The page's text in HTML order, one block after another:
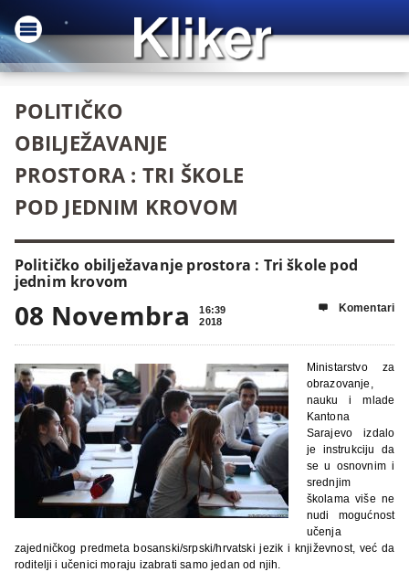
POLITIČKO
OBILJEŽAVANJE
PROSTORA : TRI ŠKOLE
POD JEDNIM KROVOM
Političko obilježavanje prostora : Tri škole pod
jednim krovom
08 Novembra
16:39
2018
 Komentari
Ministarstvo za
obrazovanje,
nauku i mlade
Kantona
Sarajevo izdalo
je instrukciju da
se u osnovnim i
srednjim
školama više ne
nudi mogućnost
učenja
zajedničkog predmeta bosanski/srpski/hrvatski jezik i književnost, već da
roditelji i učenici moraju izabrati samo jedan od njih.